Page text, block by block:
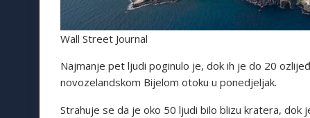
Wall Street Journal
Najmanje pet ljudi poginulo je, dok ih je do 20
novozelandskom Bijelom otoku u ponedjeljak.
Strahuje se da je oko 50 ljudi bilo blizu kratera,